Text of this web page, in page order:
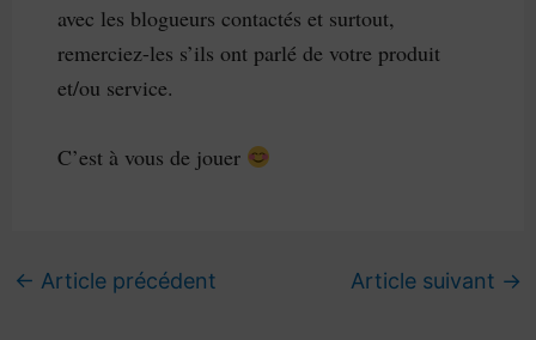
avec les blogueurs contactés et surtout,
remerciez-les s’ils ont parlé de votre produit
et/ou service.
C’est à vous de jouer
← Article précédent Article suivant →